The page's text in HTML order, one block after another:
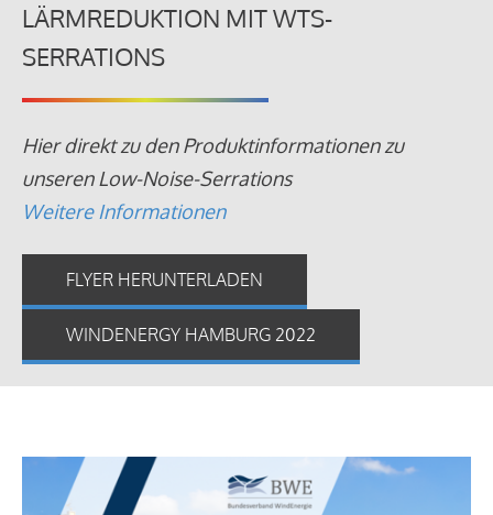
LÄRMREDUKTION MIT WTS-
SERRATIONS
Hier direkt zu den Produktinformationen zu
unseren Low-Noise-Serrations
Weitere Informationen
FLYER HERUNTERLADEN
WINDENERGY HAMBURG 2022